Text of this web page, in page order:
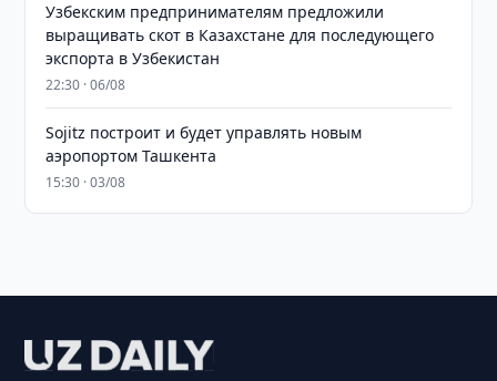
Узбекским предпринимателям предложили
выращивать скот в Казахстане для последующего
экспорта в Узбекистан
22:30 · 06/08
Sojitz построит и будет управлять новым
аэропортом Ташкента
15:30 · 03/08